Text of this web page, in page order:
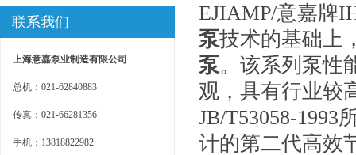
联系我们
上海意嘉泵业制造有限公司
总机：021-62840883
传真：021-66281356
手机：13818822982
EJIAMP/意嘉牌
泵技术的基础上
泵。该系列泵性
观，具有行业较
JB/T53058-1993
计的第二代高效